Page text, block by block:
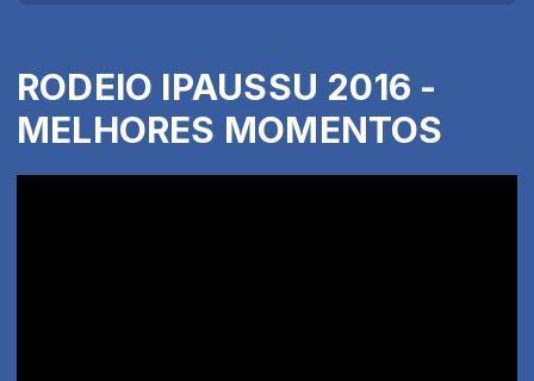
RODEIO IPAUSSU 2016 -
MELHORES MOMENTOS